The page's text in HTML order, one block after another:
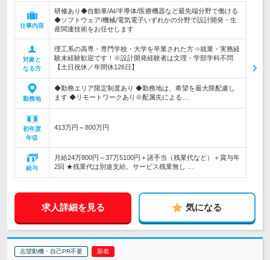
仕事内容
研修あり◆自動車/AI/半導体/医療機器など最先端分野で働ける
◆ソフトウェア/機械/電気電子いずれかの分野で設計開発・生
産関連技術をお任せします
対象と
なる方
理工系の高専・専門学校・大学を卒業された方⇒就業・実務経
験未経験歓迎です！※設計開発経験者は文理・学部学科不問
【土日祝休／年間休126日】
勤務地
◆勤務エリア限定制度あり ◆勤務地は、希望を最大限配慮し
ます ◆リモートワークあり※配属先による…
初年度
年収
413万円～800万円
給与
月給24万800円～37万5100円＋諸手当（残業代など）＋賞与年
2回 ★残業代は別途支給。サービス残業無し …
求人詳細を見る 気になる
志望動機・自己PR不要